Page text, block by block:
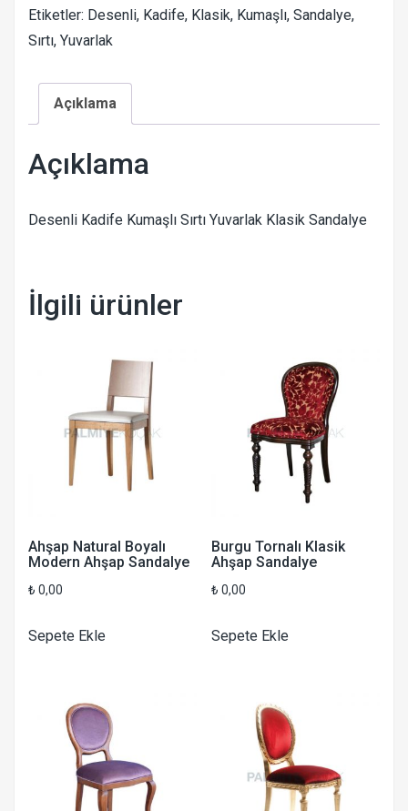
Etiketler: Desenli, Kadife, Klasik, Kumaşlı, Sandalye,
Sırtı, Yuvarlak
Açıklama
Açıklama
Desenli Kadife Kumaşlı Sırtı Yuvarlak Klasik Sandalye
İlgili ürünler
Ahşap Natural Boyalı
Modern Ahşap Sandalye
₺ 0,00
Sepete Ekle
Burgu Tornalı Klasik
Ahşap Sandalye
₺ 0,00
Sepete Ekle